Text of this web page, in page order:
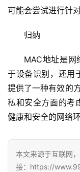
N
服
站
运
维
网
全
可能会尝试进行针
归纳
MAC地址是网
于设备识别，还用
提供了一种有效的
私和安全方面的考
健康和安全的网络
本文来源于互联网
接：https://